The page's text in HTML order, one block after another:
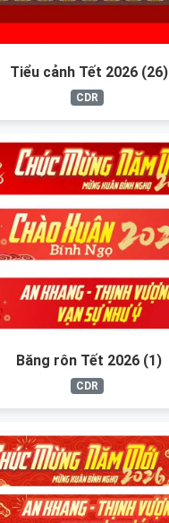
Tiểu cảnh Tết 2026 (26)
CDR
Băng rôn Tết 2026 (1)
CDR